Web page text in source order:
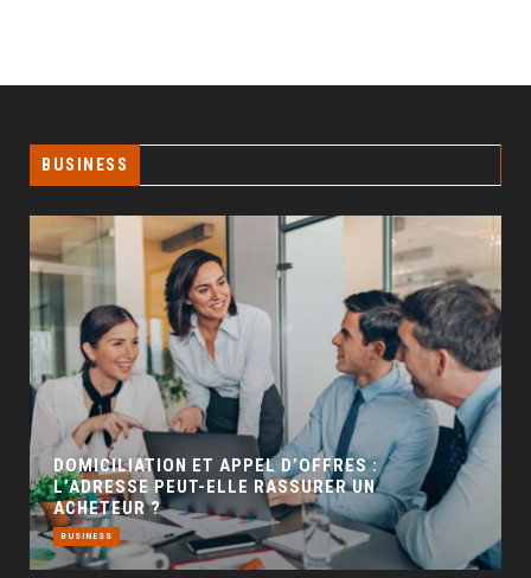
BUSINESS
GÉO SEO : UN LEVIER INCONTOURNABLE POUR
LA VISIBILITÉ LOCALE
BUSINESS